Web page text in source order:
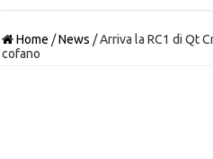
Home /News /Arriva la RC1 di Qt
cofano